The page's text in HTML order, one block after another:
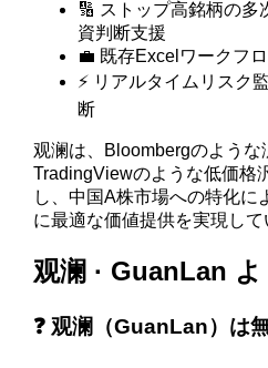
🔢 ストップ高銘柄の多
資判断支援
💼 既存Excelワークフ
⚡ リアルタイムリスク
断
观澜は、Bloombergのような
TradingViewのような低価格
し、中国A株市場への特化に
に最適な価値提供を実現して
观澜 · GuanLan
❓ 观澜（GuanLan）は